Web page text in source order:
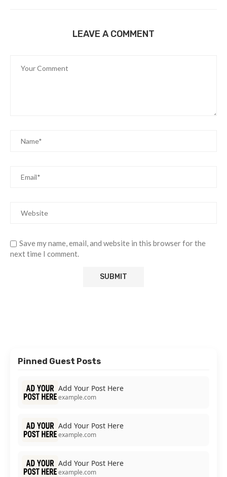
LEAVE A COMMENT
Save my name, email, and website in this browser for the
next time I comment.
Pinned Guest Posts
Add Your Post Here
example.com
Add Your Post Here
example.com
Add Your Post Here
example.com